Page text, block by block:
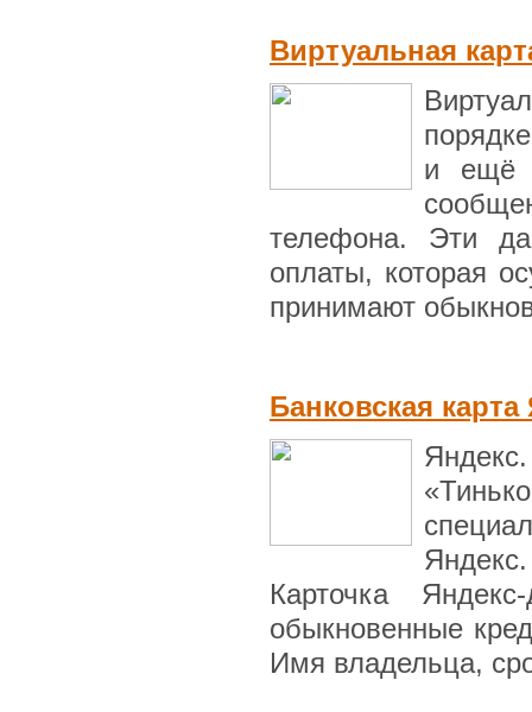
Виртуальная
и ещё
телефона. Эти
оплаты, которая
принимают
Банковская
Карточка
обыкновенные
Имя владельца,